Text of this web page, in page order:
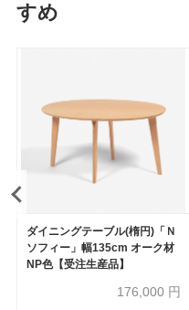
すめ
ダイニングテーブル(楕円)「Ｎ
ソフィー」幅135cm オーク材
NP色【受注生産品】
176,000 円